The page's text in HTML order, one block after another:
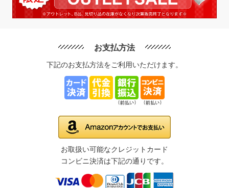
お支払方法
下記のお支払方法をご利用いただけます。
お取扱い可能なクレジットカード
コンビニ決済は下記の通りです。